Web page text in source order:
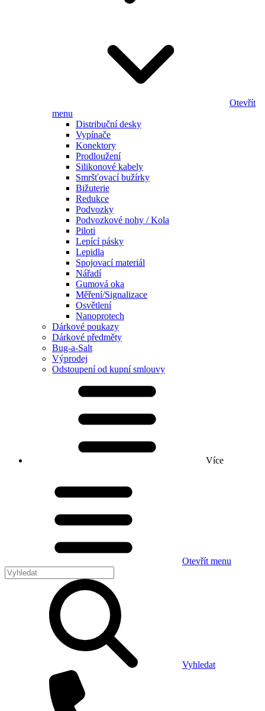
Otevřít
menu
Distribuční desky
Vypínače
Konektory
Prodloužení
Silikonové kabely
Smršťovací bužírky
Bižuterie
Redukce
Podvozky
Podvozkové nohy / Kola
Piloti
Lepící pásky
Lepidla
Spojovací materiál
Nářadí
Gumová oka
Měření/Signalizace
Osvětlení
Nanoprotech
Dárkové poukazy
Dárkové předměty
Bug-a-Salt
Výprodej
Odstoupení od kupní smlouvy
Více
Otevřít menu
Vyhledat